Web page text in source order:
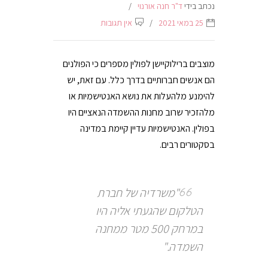
נכתב בידיד"ר חנה אורנוי
25 במאי 2021
אין תגובות
מוצבים ברילוקיישן לפולין מספרים כי הפולנים
הם אנשים חברותיים בדרך כלל. עם זאת, יש
להימנע מלהעלות את נושא האנטישמיות או
מלהזכיר שרוב מחנות ההשמדה הנאציים היו
בפולין. האנטישמיות עדיין קיימת במדינה
בסקטורים רבים.
"משרדיה של חברת
הטלקום שהגעתי אליה היו
במרחק 500 מטר ממחנה
השמדה."